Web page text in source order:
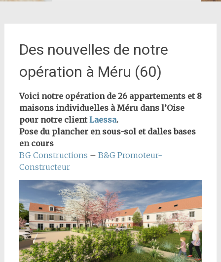
Des nouvelles de notre
opération à Méru (60)
Voici notre opération de 26 appartements et 8
maisons individuelles à Méru dans l’Oise
pour notre clientLaessa.
Pose du plancher en sous-sol et dalles bases
en cours
BG Constructions – B&G Promoteur-
Constructeur